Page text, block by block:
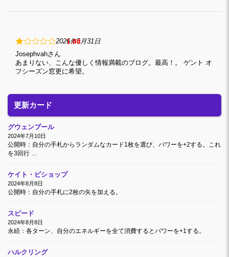
1
2026年5月31日
あまりない、こんな優しく情報満載のブログ。最高！。 ゲント オ
フシーズン窓更に希望。
Josephvah
更新カード
グウェンプール
2024年7月10日
公開時：自分の手札からランダムなカード1枚を選び、パワーを+2する。これ
を3回行 …
ケイト・ビショップ
2024年8月8日
公開時：自分の手札に2枚の矢を加える。
スピード
2024年8月8日
永続：各ターン、自分のエネルギーを全て消費するとパワーを+1する。
ハルクリング